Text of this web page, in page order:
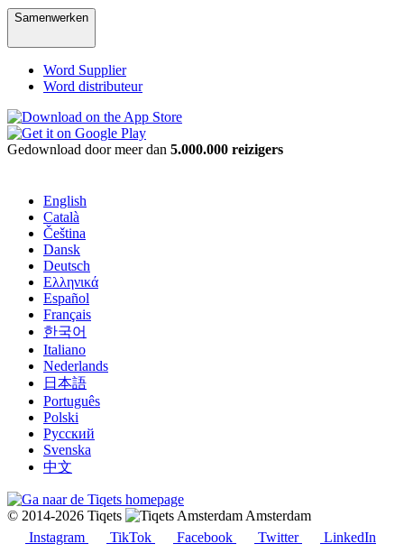
Samenwerken
Word Supplier
Word distributeur
Gedownload door meer dan 5.000.000 reizigers
English
Català
Čeština
Dansk
Deutsch
Ελληνικά
Español
Français
한국어
Italiano
Nederlands
日本語
Português
Polski
Русский
Svenska
中文
© 2014-2026 Tiqets
Amsterdam
Instagram
TikTok Facebook Twitter LinkedIn